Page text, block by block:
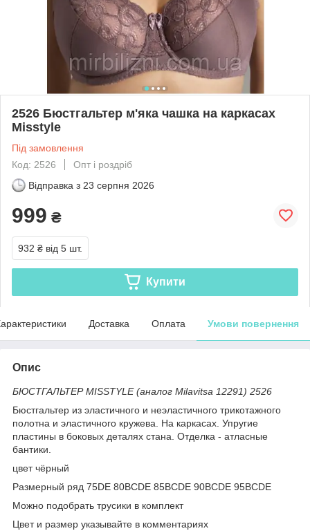
2526 Бюстгальтер м'яка чашка на каркасах
Misstyle
Під замовлення
Код: 2526
Опт і роздріб
Відправка з 23 серпня 2026
999 ₴
932 ₴ від 5 шт.
Купити
Доставка Оплата Умови повернення
Опис
БЮСТГАЛЬТЕР MISSTYLE (аналог Milavitsa 12291) 2526
Бюстгальтер из эластичного и неэластичного трикотажного
полотна и эластичного кружева. На каркасах. Упругие
пластины в боковых деталях стана. Отделка - атласные
бантики.
цвет чёрный
Размерный ряд 75DE 80BCDE 85BCDE 90BCDE 95BCDE
Можно подобрать трусики в комплект
Цвет и размер указывайте в комментариях